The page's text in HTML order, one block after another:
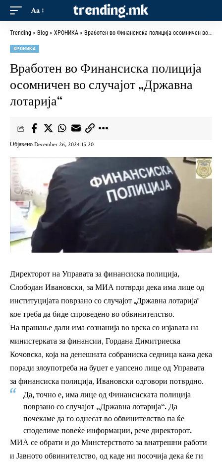
Aa
Trending > Blog > ХРОНИКА > Вработен во Финансиска полиција осомничен во случајот „Државна лотарија“
ХРОНИКА
Вработен во Финансиска полиција
осомничен во случајот „Државна
лотарија“
Објавено December 26, 2024 15:20
Директорот на Управата за финансиска полиција,
Слободан Ивановски, за МИА потврди дека има лице од
институцијата поврзано со случајот „Државна лотарија“
кое треба да биде спроведено во обвинителство.
На прашање дали има сознанија во врска со изјавата на
министерката за финансии, Гордана Димитриеска
Кочовска, која на денешната собраниска седница кажа дека
поради злоупотреба на буџет е уапсено лице од Управата
за финансиска полиција, Ивановски одговори потврдно.
Да, точно е, има лице од Финансиската полиција
поврзано со случајот „Државна лотарија“. Да
почекаме да го однесат во обвинителство па ќе
споделиме повеќе информации, рече директорот.
МИА се обрати и до Минстерството за внатрешни работи
и Јавното обвинителство, од каде ни посочија дека ќе ги